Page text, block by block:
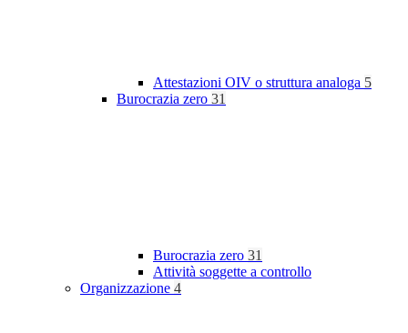
Attestazioni OIV o struttura analoga 5
Burocrazia zero 31
Burocrazia zero 31
Attività soggette a controllo
Organizzazione 4